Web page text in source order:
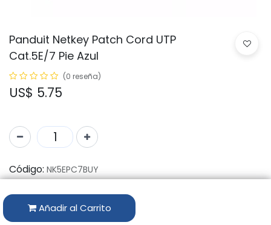
Panduit Netkey Patch Cord UTP
Cat.5E/7 Pie Azul
(0 reseña)
US$ 5.75
Añadir al Carrito
Código: NK5EPC7BUY
Marca:PANDUIT
Disponibilidad por Almacén